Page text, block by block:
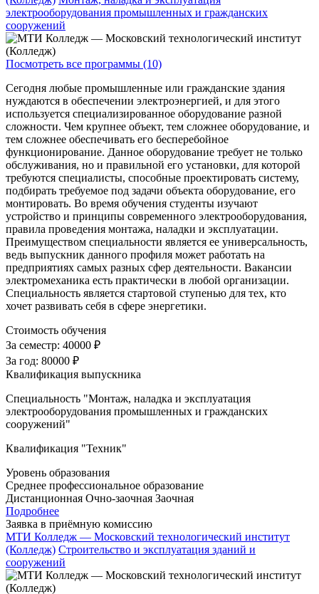
электрооборудования промышленных и гражданских
сооружений
Посмотреть все программы (10)
Сегодня любые промышленные или гражданские здания
нуждаются в обеспечении электроэнергией, и для этого
используется специализированное оборудование разной
сложности. Чем крупнее объект, тем сложнее оборудование, и
тем сложнее обеспечивать его бесперебойное
функционирование. Данное оборудование требует не только
обслуживания, но и правильной его установки, для которой
требуются специалисты, способные проектировать систему,
подбирать требуемое под задачи объекта оборудование, его
монтировать. Во время обучения студенты изучают
устройство и принципы современного электрооборудования,
правила проведения монтажа, наладки и эксплуатации.
Преимуществом специальности является ее универсальность,
ведь выпускник данного профиля может работать на
предприятиях самых разных сфер деятельности. Вакансии
электромеханика есть практически в любой организации.
Специальность является стартовой ступенью для тех, кто
хочет развивать себя в сфере энергетики.
Стоимость обучения
За семестр: 40000 ₽
За год: 80000 ₽
Квалификация выпускника
Специальность "Монтаж, наладка и эксплуатация
электрооборудования промышленных и гражданских
сооружений"
Квалификация "Техник"
Уровень образования
Среднее профессиональное образование
Дистанционная Очно-заочная Заочная
Подробнее
Заявка в приёмную комиссию
МТИ Колледж — Московский технологический институт
(Колледж) Строительство и эксплуатация зданий и
сооружений